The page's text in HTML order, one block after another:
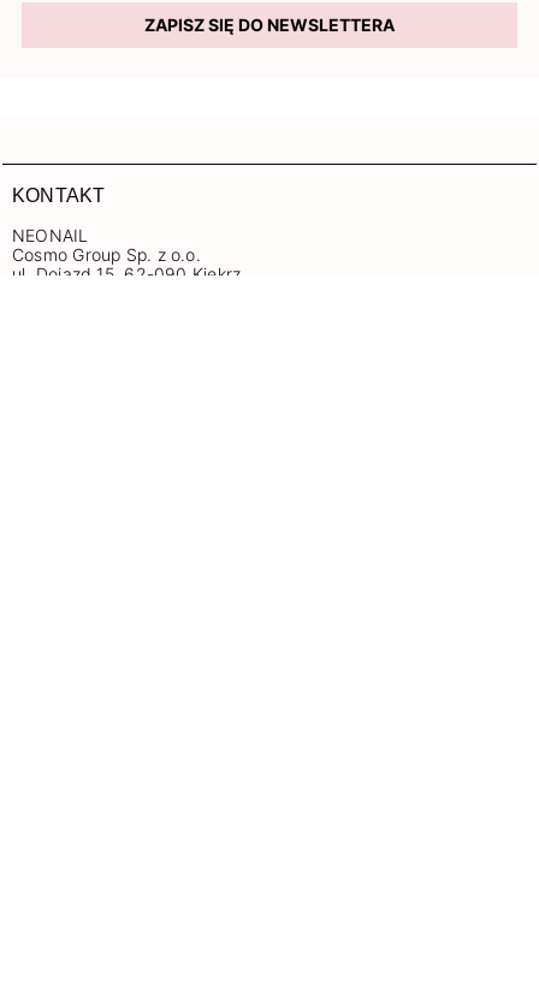
ZAPISZ SIĘ DO NEWSLETTERA
KONTAKT
NEONAIL
Cosmo Group Sp. z o.o.
ul. Dojazd 15, 62-090 Kiekrz